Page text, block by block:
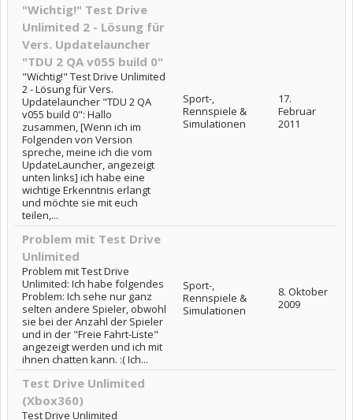
"Wichtig!" Test Drive
Unlimited 2 - Lösung für
Vers. Updatelauncher
"TDU 2 QA v055 build 0"
"Wichtig!" Test Drive Unlimited
2 - Lösung für Vers.
Updatelauncher "TDU 2 QA
v055 build 0": Hallo
zusammen, [Wenn ich im
Folgenden von Version
spreche, meine ich die vom
UpdateLauncher, angezeigt
unten links] ich habe eine
wichtige Erkenntnis erlangt
und möchte sie mit euch
teilen,...
Sport-,
Rennspiele &
Simulationen
17.
Februar
2011
Problem mit Test Drive
Unlimited
Problem mit Test Drive
Unlimited: Ich habe folgendes
Problem: Ich sehe nur ganz
selten andere Spieler, obwohl
sie bei der Anzahl der Spieler
und in der "Freie Fahrt-Liste"
angezeigt werden und ich mit
ihnen chatten kann. :( Ich...
Sport-,
Rennspiele &
Simulationen
8. Oktober
2009
Test Drive Unlimited
(Xbox360)
Test Drive Unlimited